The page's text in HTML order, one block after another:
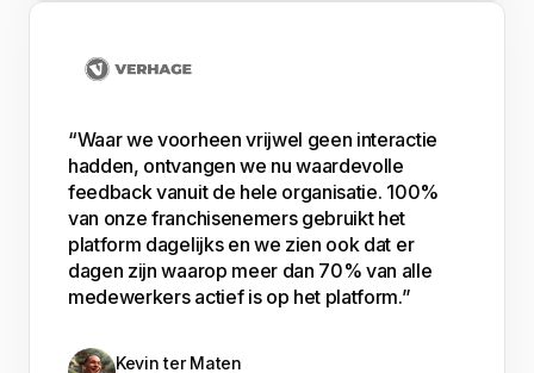
“Waar we voorheen vrijwel geen interactie
hadden, ontvangen we nu waardevolle
feedback vanuit de hele organisatie. 100%
van onze franchisenemers gebruikt het
platform dagelijks en we zien ook dat er
dagen zijn waarop meer dan 70% van alle
medewerkers actief is op het platform.”
Kevin ter Maten